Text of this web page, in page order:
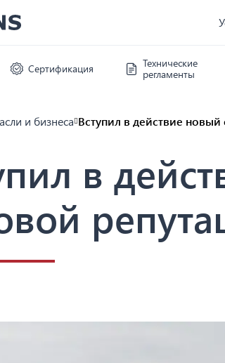
Сертификация
Технические
регламенты
и бизнеса Вступил в действие новый
в